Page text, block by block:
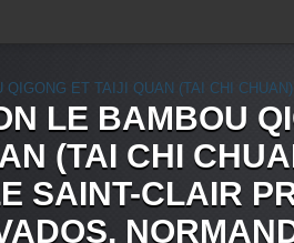
LE BAMBOU
(TAI CHI
SAINT-CLAIR